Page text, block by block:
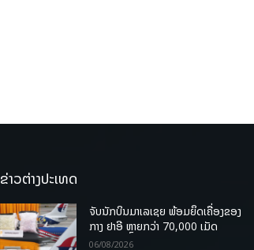
ຂ່າວຕ່າງປະເທດ
ຈັບນັກບິນມາເລເຊຍ ພ້ອມຍຶດເຄື່ອງຂອງ
ກາງ ຢາອີ ຫຼາຍກວ່າ 70,000 ເມັດ
06/08/2026